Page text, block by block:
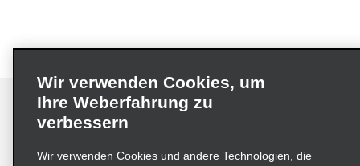
Impressum Nutzungsbedingungen Datenschutzrichtlinie
Wir verwenden Cookies, um
Ihre Weberfahrung zu
verbessern
Wir verwenden Cookies und andere Technologien, die